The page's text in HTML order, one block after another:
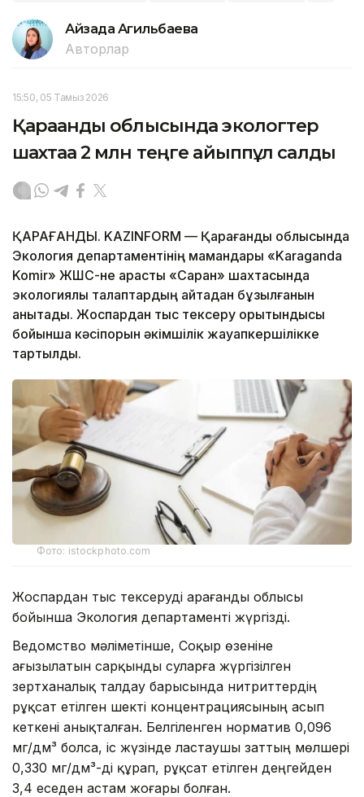
Айзада Агильбаева
Авторлар
15:50, 05 Тамыз 2026
Қарағанды облысында экологтер
шахтаға 2 млн теңге айыппұл салды
ҚАРАҒАНДЫ. KAZINFORM — Қарағанды облысында
Экология департаментінің мамандары «Karaganda
Komir» ЖШС-не қарасты «Саран» шахтасында
экологиялық талаптардың қайтадан бұзылғанын
анықтады. Жоспардан тыс тексеру қорытындысы
бойынша кәсіпорын әкімшілік жауапкершілікке
тартылды.
Фото: istockphoto.com
Жоспардан тыс тексеруді Қарағанды облысы
бойынша Экология департаменті жүргізді.
Ведомство мәліметінше, Соқыр өзеніне
ағызылатын сарқынды суларға жүргізілген
зертханалық талдау барысында нитриттердің
рұқсат етілген шекті концентрациясының асып
кеткені анықталған. Белгіленген норматив 0,096
мг/дм³ болса, іс жүзінде ластаушы заттың мөлшері
0,330 мг/дм³-ді құрап, рұқсат етілген деңгейден
3,4 еседен астам жоғары болған.